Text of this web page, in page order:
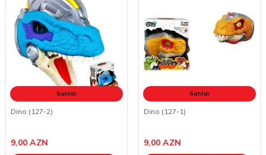
Satıldı
Dino (127-2)
9,00 AZN
Satıldı
Dino (127-1)
9,00 AZN